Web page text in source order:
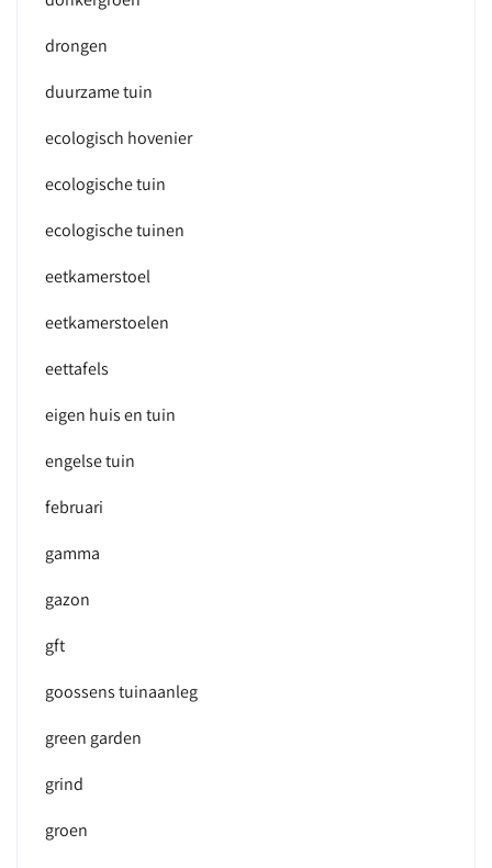
drongen
duurzame tuin
ecologisch hovenier
ecologische tuin
ecologische tuinen
eetkamerstoel
eetkamerstoelen
eettafels
eigen huis en tuin
engelse tuin
februari
gamma
gazon
gft
goossens tuinaanleg
green garden
grind
groen